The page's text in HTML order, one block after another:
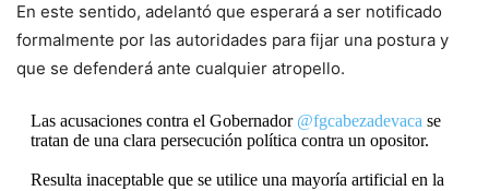
En este sentido, adelantó que esperará a ser notificado
formalmente por las autoridades para fijar una postura y
que se defenderá ante cualquier atropello.
Las acusaciones contra el Gobernador @fgcabezadevaca se
tratan de una clara persecución política contra un opositor.
Resulta inaceptable que se utilice una mayoría artificial en la